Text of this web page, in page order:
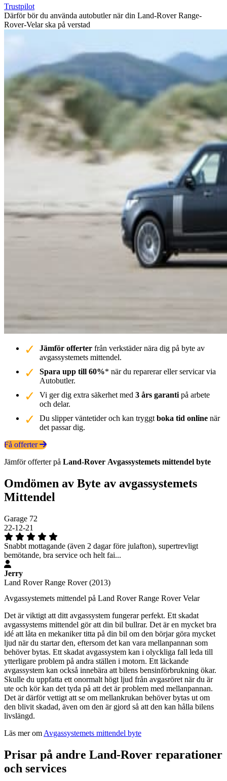
Trustpilot
Därför bör du använda autobutler när din Land-Rover Range-
Rover-Velar ska på verstad
Jämför offerter från verkstäder nära dig på byte av
avgassystemets mittendel.
Spara upp till 60%* när du reparerar eller servicar via
Autobutler.
Vi ger dig extra säkerhet med 3 års garanti på arbete
och delar.
Du slipper väntetider och kan tryggt boka tid online när
det passar dig.
Få offerter
Jämför offerter på Land-Rover Avgassystemets mittendel byte
Omdömen av Byte av avgassystemets
Mittendel
Garage 72
22-12-21
Snabbt mottagande (även 2 dagar före julafton), supertrevligt
bemötande, bra service och helt fai...
Jerry
Land Rover Range Rover (2013)
Avgassystemets mittendel på Land Rover Range Rover Velar
Det är viktigt att ditt avgassystem fungerar perfekt. Ett skadat
avgassystems mittendel gör att din bil bullrar. Det är en mycket bra
idé att låta en mekaniker titta på din bil om den börjar göra mycket
ljud när du startar den, eftersom det kan vara mellanpannan som
behöver bytas. Ett skadat avgassystem kan i olyckliga fall leda till
ytterligare problem på andra ställen i motorn. Ett läckande
avgassystem kan också innebära att bilens bensinförbrukning ökar.
Skulle du uppfatta ett onormalt högt ljud från avgasröret när du är
ute och kör kan det tyda på att det är problem med mellanpannan.
Det är därför vettigt att se om mellankrukan behöver bytas ut om
den blivit skadad, även om den är gjord så att den kan hålla bilens
livslängd.
Läs mer om Avgassystemets mittendel byte
Prisar på andre Land-Rover reparationer
och services